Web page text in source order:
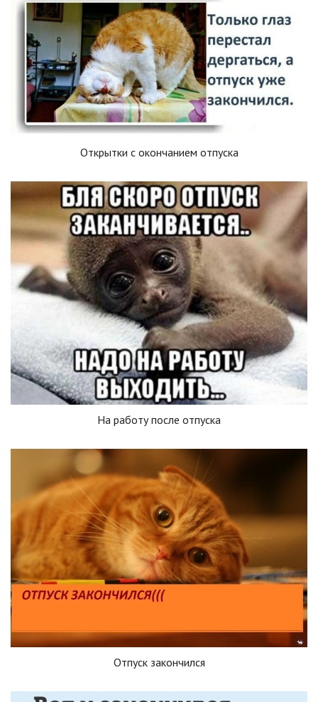
Открытки с окончанием отпуска
На работу после отпуска
Отпуск закончился